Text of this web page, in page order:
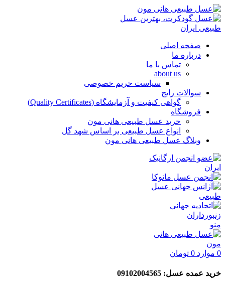
صفحه اصلی
درباره ما
تماس با ما
about us
سیاست حریم خصوصی
سوالات رایج
گواهی کیفیت و آزمایشگاه (Quality Certificates)
فروشگاه
خرید عسل طبیعی هانی مون
انواع عسل طبیعی بر اساس شهد گل
وبلاگ عسل طبیعی هانی مون
منو
0 موارد 0 تومان
خرید عمده عسل: 09102004565